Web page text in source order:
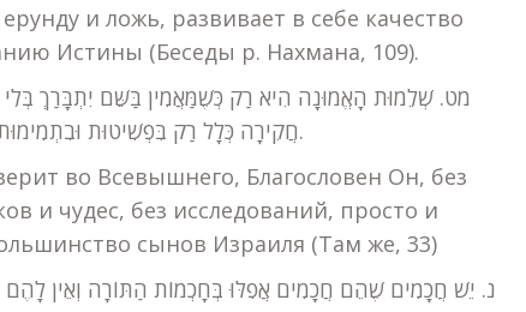
и ложь, развивает в себе качество
Истины (Беседы р. Нахмана, 109).
חֲקִירָה כְּלָל רַק בִּפְשִׁיטוּת וּבִתְמִימוּת, כְּמוֹ שֶׁהַנָּשִׁים וַהֲמוֹן עַם יִשְׂרָאֵל מַאֲמִינִים (שָׁם לג).
во Всевышнего, Благословен Он, без
и чудес, без исследований, просто и
сынов Израиля (Там же, 33)